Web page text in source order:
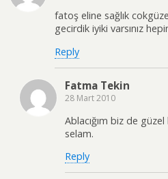
fatoş eline sağlık
gecirdik iyiki varsınız
Reply
Fatma Tekin
28 Mart 2010
Ablacığım biz de
selam.
Reply